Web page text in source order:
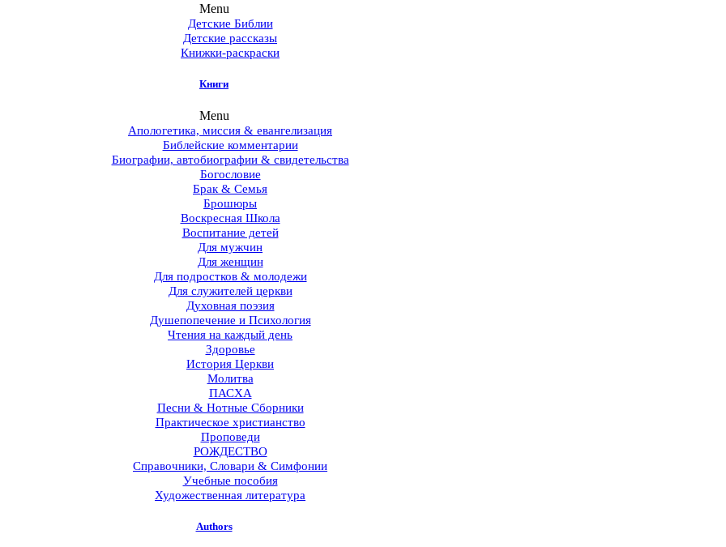
Menu
Детские Библии
Детские рассказы
Книжки-раскраски
Книги
Menu
Апологетика, миссия & евангелизация
Библейские комментарии
Биографии, автобиографии & свидетельства
Богословие
Брак & Семья
Брошюры
Воскресная Школа
Воспитание детей
Для мужчин
Для женщин
Для подростков & молодежи
Для служителей церкви
Духовная поэзия
Душепопечение и Психология
Чтения на каждый день
Здоровье
История Церкви
Молитва
ПАСХА
Песни & Нотные Сборники
Практическое христианство
Проповеди
РОЖДЕСТВО
Справочники, Словари & Симфонии
Учебные пособия
Художественная литература
Authors